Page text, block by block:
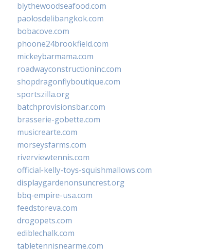
blythewoodseafood.com
paolosdelibangkok.com
bobacove.com
phoone24brookfield.com
mickeybarmama.com
roadwayconstructioninc.com
shopdragonflyboutique.com
sportszilla.org
batchprovisionsbar.com
brasserie-gobette.com
musicrearte.com
morseysfarms.com
riverviewtennis.com
official-kelly-toys-squishmallows.com
displaygardenonsuncrest.org
bbq-empire-usa.com
feedstoreva.com
drogopets.com
ediblechalk.com
tabletennisnearme.com